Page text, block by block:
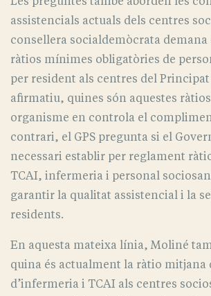
assistencials actuals dels centres
consellera socialdemòcrata demana
ràtios mínimes obligatòries de
per resident als centres del
afirmatiu, quines són aquestes
organisme en controla el
contrari, el GPS pregunta si el
necessari establir per reglament
TCAI, infermeria i personal
garantir la qualitat assistencial i la
residents.
En aquesta mateixa línia, Moliné
quina és actualment la ràtio mitjana
d’infermeria i TCAI als centres